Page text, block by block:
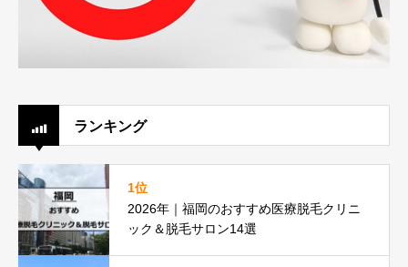
ランキング
1位
2026年｜福岡のおすすめ医療脱毛クリニ
ック＆脱毛サロン14選